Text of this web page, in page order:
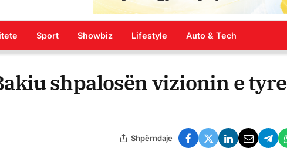
Sport Showbiz Lifestyle Auto & Tech
shpalosën vizionin e tyre
Shpërndaje